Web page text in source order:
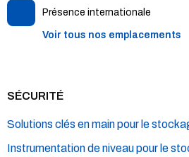
Présence internationale
Voir tous nos emplacements
SÉCURITÉ
Solutions clés en main pour le
Instrumentation de niveau pour le